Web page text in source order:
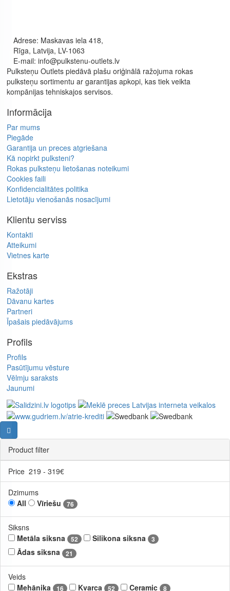
Adrese: Maskavas iela 418,
Rīga, Latvija, LV-1063
E-mail: info@pulkstenu-outlets.lv
Pulksteņu Outlets piedāvā plašu oriģinālā ražojuma rokas
pulksteņu sortimentu ar garantijas apkopi, kas tiek veikta
kompānijas tehniskajos servisos.
Informācija
Par mums
Piegāde
Garantija un preces atgriešana
Kā nopirkt pulksteni?
Rokas pulksteņu lietošanas noteikumi
Cookies faili
Konfidencialitātes politika
Lietotāju vienošanās nosacījumi
Klientu serviss
Kontakti
Atteikumi
Vietnes karte
Ekstras
Ražotāji
Dāvanu kartes
Partneri
Īpašais piedāvājums
Profils
Profils
Pasūtījumu vēsture
Vēlmju saraksts
Jaunumi
Product filter
Price 219 - 319€
Dzimums
All
Vīriešu 76
Siksns
Metāla siksna
52 Silikona siksna 3
Ādas siksna 21
Veids
Mehānika
16 Kvarca 52 Ceramic 8